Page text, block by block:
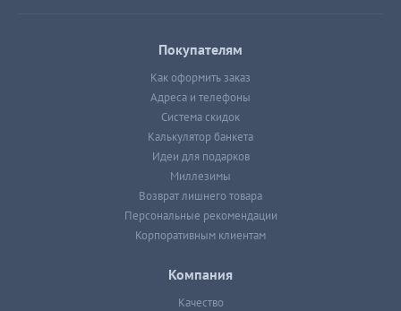
Покупателям
Как оформить заказ
Адреса и телефоны
Система скидок
Калькулятор банкета
Идеи для подарков
Миллезимы
Возврат лишнего товара
Персональные рекомендации
Корпоративным клиентам
Компания
Качество